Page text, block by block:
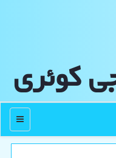
كوئری
منو